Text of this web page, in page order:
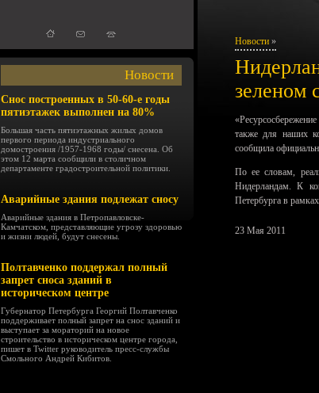
Новости
Снос построенных в 50-60-е годы
пятиэтажек выполнен на 80%
Большая часть пятиэтажных жилых домов
первого периода индустриального
домостроения /1957-1968 годы/ снесена. Об
этом 12 марта сообщили в столичном
департаменте градостроительной политики.
Аварийные здания подлежат сносу
Аварийные здания в Петропавловске-
Камчатском, представляющие угрозу здоровью
и жизни людей, будут снесены.
Полтавченко поддержал полный
запрет сноса зданий в
историческом центре
Губернатор Петербурга Георгий Полтавченко
поддерживает полный запрет на снос зданий и
выступает за мораторий на новое
строительство в историческом центре города,
пишет в Twitter руководитель пресс-службы
Смольного Андрей Кибитов.
Новости»
зеленом
также для наших
сообщила
По ее словам,
Нидерландам. К
Петербурга в рамках
23 Мая 2011